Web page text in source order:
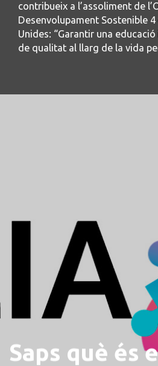
contribueix a l’assoliment de
Desenvolupament Sostenible 4
Unides: “Garantir una
de qualitat al llarg de la vida
Saps què és